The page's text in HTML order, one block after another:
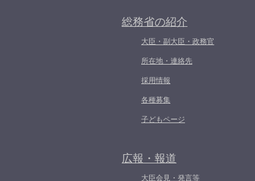
総務省の紹介
大臣・副大臣・政務官
所在地・連絡先
採用情報
各種募集
子どもページ
広報・報道
大臣会見・発言等